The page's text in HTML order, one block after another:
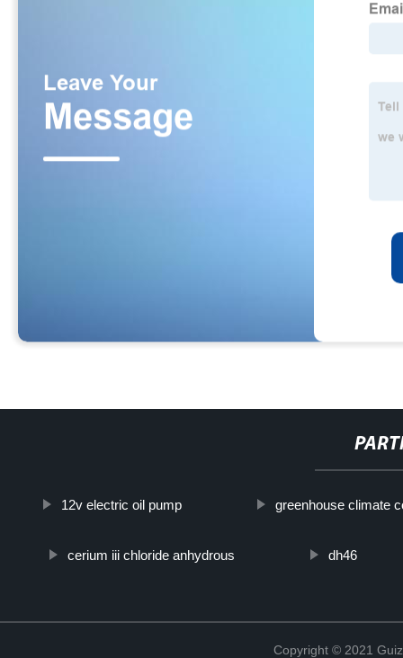
12v electric oil pump greenhouse climate
cerium iii chloride anhydrous dh46
Copyright © 2021